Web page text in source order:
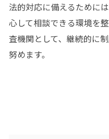
法的対応に備えるために
心して相談できる環境を
査機関として、継続的に
努めます。